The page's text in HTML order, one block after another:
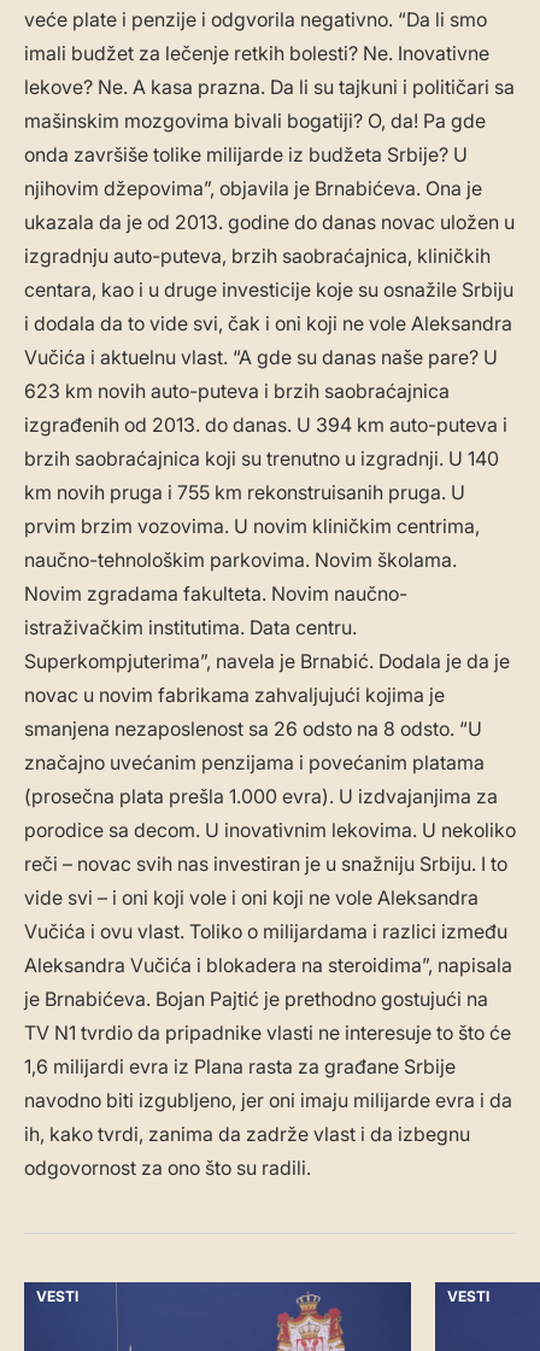
veće plate i penzije i odgvorila negativno. “Da li smo
imali budžet za lečenje retkih bolesti? Ne. Inovativne
lekove? Ne. A kasa prazna. Da li su tajkuni i političari sa
mašinskim mozgovima bivali bogatiji? O, da! Pa gde
onda završiše tolike milijarde iz budžeta Srbije? U
njihovim džepovima”, objavila je Brnabićeva. Ona je
ukazala da je od 2013. godine do danas novac uložen u
izgradnju auto-puteva, brzih saobraćajnica, kliničkih
centara, kao i u druge investicije koje su osnažile Srbiju
i dodala da to vide svi, čak i oni koji ne vole Aleksandra
Vučića i aktuelnu vlast. “A gde su danas naše pare? U
623 km novih auto-puteva i brzih saobraćajnica
izgrađenih od 2013. do danas. U 394 km auto-puteva i
brzih saobraćajnica koji su trenutno u izgradnji. U 140
km novih pruga i 755 km rekonstruisanih pruga. U
prvim brzim vozovima. U novim kliničkim centrima,
naučno-tehnološkim parkovima. Novim školama.
Novim zgradama fakulteta. Novim naučno-
istraživačkim institutima. Data centru.
Superkompjuterima”, navela je Brnabić. Dodala je da je
novac u novim fabrikama zahvaljujući kojima je
smanjena nezaposlenost sa 26 odsto na 8 odsto. “U
značajno uvećanim penzijama i povećanim platama
(prosečna plata prešla 1.000 evra). U izdvajanjima za
porodice sa decom. U inovativnim lekovima. U nekoliko
reči – novac svih nas investiran je u snažniju Srbiju. I to
vide svi – i oni koji vole i oni koji ne vole Aleksandra
Vučića i ovu vlast. Toliko o milijardama i razlici između
Aleksandra Vučića i blokadera na steroidima”, napisala
je Brnabićeva. Bojan Pajtić je prethodno gostujući na
TV N1 tvrdio da pripadnike vlasti ne interesuje to što će
1,6 milijardi evra iz Plana rasta za građane Srbije
navodno biti izgubljeno, jer oni imaju milijarde evra i da
ih, kako tvrdi, zanima da zadrže vlast i da izbegnu
odgovornost za ono što su radili.
VESTI VESTI